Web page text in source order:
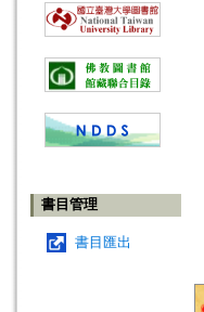
書目管理
書目匯出